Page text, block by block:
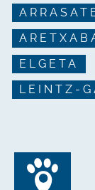
ELGETA
LEINTZ-